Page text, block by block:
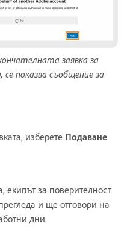
заявка за
показва съобщение за
изберете Подаване
екипът за поверителност
и ще отговори на
дни.